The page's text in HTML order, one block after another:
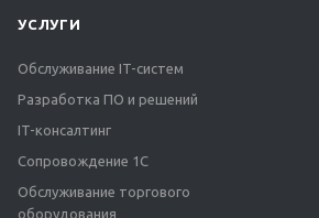
УСЛУГИ
Обслуживание IT-систем
Разработка ПО и решений
IT-консалтинг
Сопровождение 1С
Обслуживание торгового
оборудования